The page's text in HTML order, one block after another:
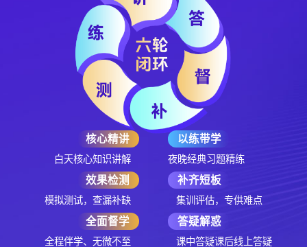
核心精讲
白天核心知识讲解
以练带学
夜晚经典习题精练
效果检测
模拟测试，查漏补缺
补齐短板
集训评估，专供难点
全面督学
全程伴学、无微不至
答疑解惑
课中答疑课后线上答疑